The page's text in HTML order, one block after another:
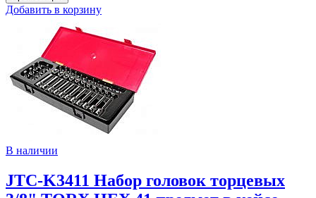
Добавить в корзину
В наличии
JTC-K3411 Набор головок торцевых